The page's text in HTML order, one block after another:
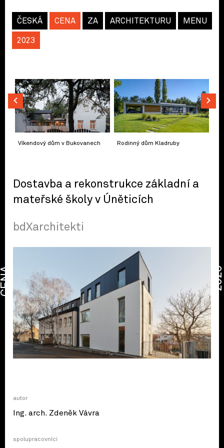
ČESKÁ CENA ZA ARCHITEKTURU
2023
MENU
Víkendový dům v Bukovanech Rodinný dům Kladruby
Dostavba a rekonstrukce základní a
mateřské školy v Úněticích
bdXarchitekti
autor
Ing. arch. Zdeněk Vávra
spolupracovníci
CENA 2026